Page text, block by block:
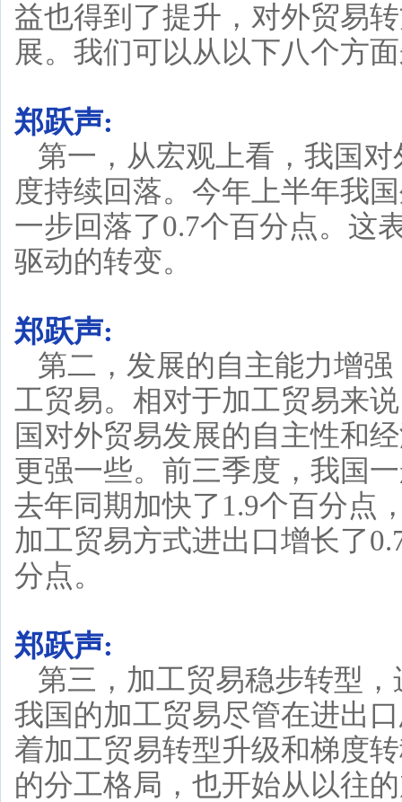
益也得到了提升，对外贸易
展。我们可以从以下八个方
郑跃声:
第一，从宏观上看，我国
度持续回落。今年上半年我
一步回落了0.7个百分点。这
驱动的转变。
郑跃声:
第二，发展的自主能力增
工贸易。相对于加工贸易来
国对外贸易发展的自主性和
更强一些。前三季度，我国
去年同期加快了1.9个百分点
加工贸易方式进出口增长了
分点。
郑跃声:
第三，加工贸易稳步转型
我国的加工贸易尽管在进出
着加工贸易转型升级和梯度
的分工格局，也开始从以往